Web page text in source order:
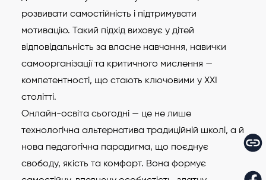
розвивати самостійність і підтримувати
мотивацію. Такий підхід виховує у дітей
відповідальність за власне навчання, навички
самоорганізації та критичного мислення —
компетентності, що стають ключовими у ХХІ
столітті.
Онлайн-освіта сьогодні — це не лише
технологічна альтернатива традиційній школі, а й
нова педагогічна парадигма, що поєднує
свободу, якість та комфорт. Вона формує